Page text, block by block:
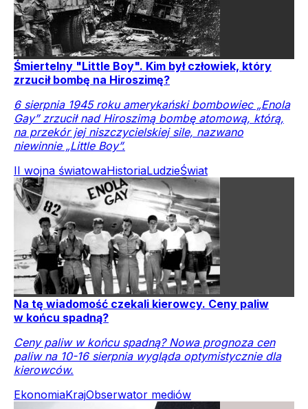
Śmiertelny "Little Boy". Kim był człowiek, który
zrzucił bombę na Hiroszimę?
6 sierpnia 1945 roku amerykański bombowiec „Enola
Gay” zrzucił nad Hiroszimą bombę atomową, którą,
na przekór jej niszczycielskiej sile, nazwano
niewinnie „Little Boy”.
II wojna światowaHistoriaLudzieŚwiat
Na tę wiadomość czekali kierowcy. Ceny paliw
w końcu spadną?
Ceny paliw w końcu spadną? Nowa prognoza cen
paliw na 10-16 sierpnia wygląda optymistycznie dla
kierowców.
EkonomiaKrajObserwator mediów